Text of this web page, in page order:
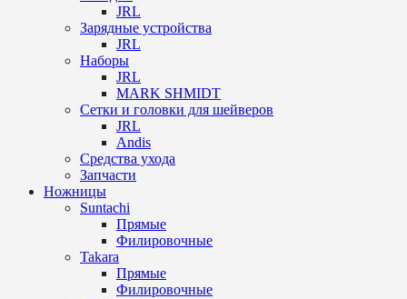
JRL
Зарядные устройства
JRL
Наборы
JRL
MARK SHMIDT
Сетки и головки для шейверов
JRL
Andis
Средства ухода
Запчасти
Ножницы
Suntachi
Прямые
Филировочные
Takara
Прямые
Филировочные